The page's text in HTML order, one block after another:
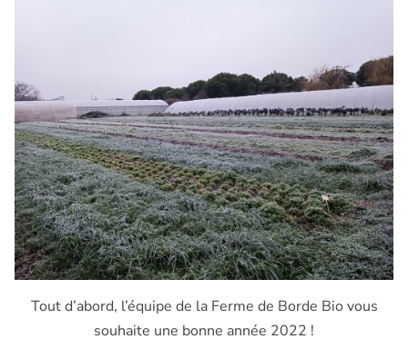
Tout d’abord, l’équipe de la Ferme de Borde Bio vous
souhaite une bonne année 2022 !